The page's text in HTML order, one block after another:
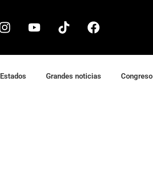
Estados Grandes noticias Congreso